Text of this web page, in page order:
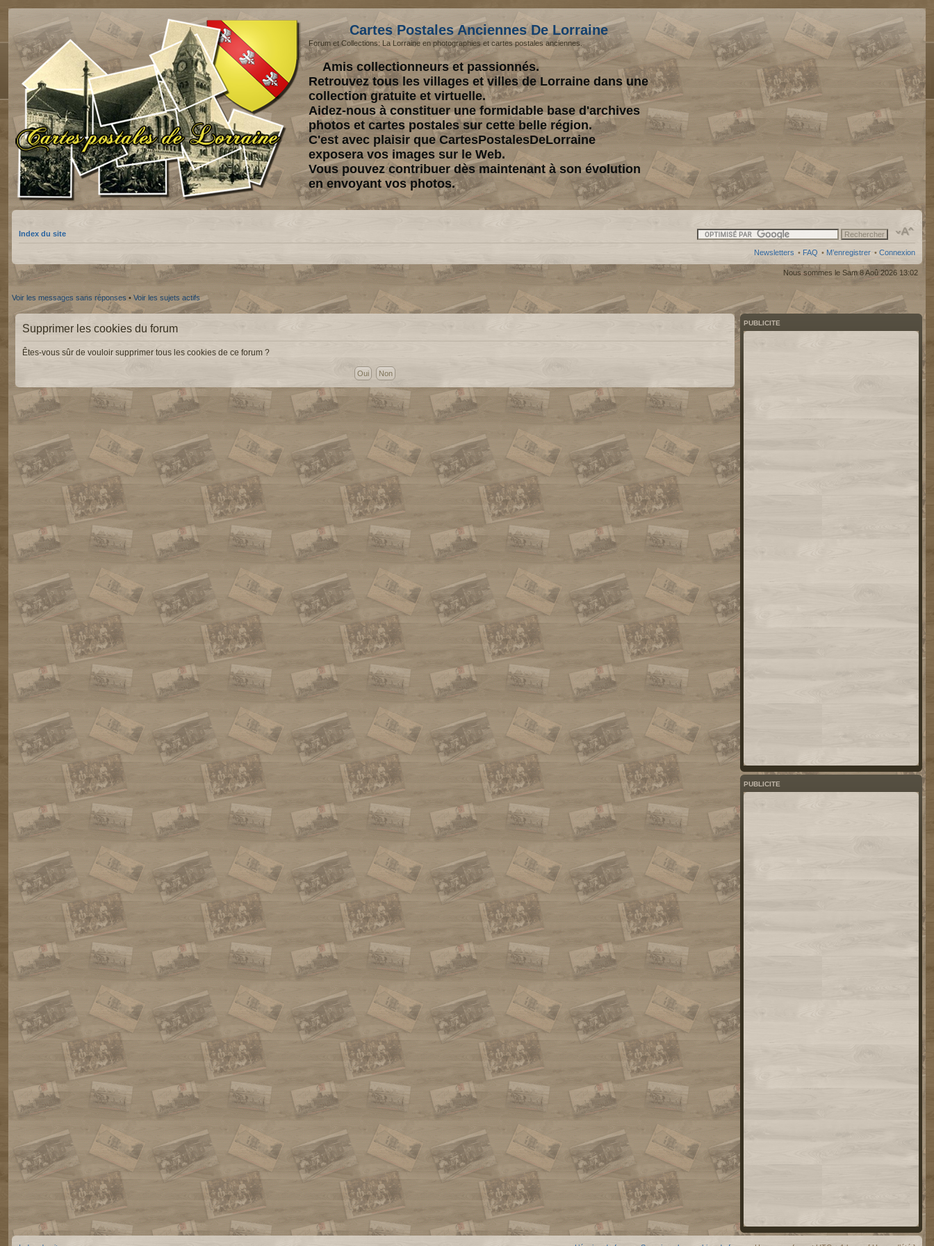
Cartes Postales Anciennes De Lorraine
Forum et Collections: La Lorraine en photographies et cartes postales anciennes.
Amis collectionneurs et passionnés.
Retrouvez tous les villages et villes de Lorraine dans une
collection gratuite et virtuelle.
Aidez-nous à constituer une formidable base d'archives
photos et cartes postales sur cette belle région.
C'est avec plaisir que CartesPostalesDeLorraine
exposera vos images sur le Web.
Vous pouvez contribuer dès maintenant à son évolution
en envoyant vos photos.
Index du site
Newsletters • FAQ • M’enregistrer • Connexion
Nous sommes le Sam 8 Aoû 2026 13:02
Voir les messages sans réponses • Voir les sujets actifs
Supprimer les cookies du forum
Êtes-vous sûr de vouloir supprimer tous les cookies de ce forum ?
PUBLICITE
PUBLICITE